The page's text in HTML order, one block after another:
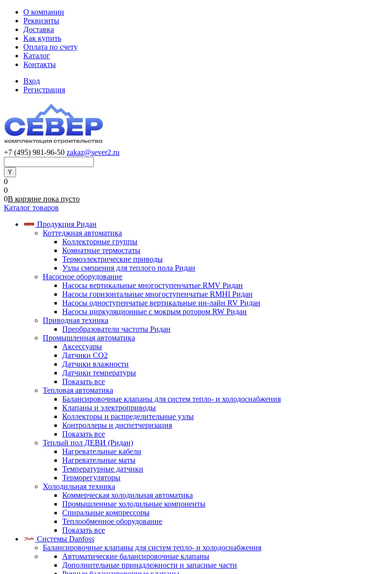
О компании
Реквизиты
Доставка
Как купить
Оплата по счету
Каталог
Контакты
Вход
Регистрация
+7 (495) 981-96-50 zakaz@sever2.ru
0
0
0В корзине пока пусто
Каталог товаров
Продукция Ридан
Коттеджная автоматика
Коллекторные группы
Комнатные термостаты
Термоэлектрические приводы
Узлы смешения для теплого пола Ридан
Насосное оборудование
Насосы вертикальные многоступенчатые RMV Ридан
Насосы горизонтальные многоступенчатые RMHI Ридан
Насосы одноступенчатые вертикальные ин-лайн RV Ридан
Насосы циркуляционные с мокрым ротором RW Ридан
Приводная техника
Преобразователи частоты Ридан
Промышленная автоматика
Аксессуары
Датчики CO2
Датчики влажности
Датчики температуры
Показать все
Тепловая автоматика
Балансировочные клапаны для систем тепло- и холодоснабжения
Клапаны и электроприводы
Коллекторы и распределительные узлы
Контроллеры и диспетчеризация
Показать все
Теплый пол ДЕВИ (Ридан)
Нагревательные кабели
Нагревательные маты
Температурные датчики
Терморегуляторы
Холодильная техника
Коммерческая холодильная автоматика
Промышленные холодильные компоненты
Спиральные компрессоры
Теплообменное оборудование
Показать все
Системы Danfoss
Балансировочные клапаны для систем тепло- и холодоснабжения
Автоматические балансировочные клапаны
Дополнительные принадлежности и запасные части